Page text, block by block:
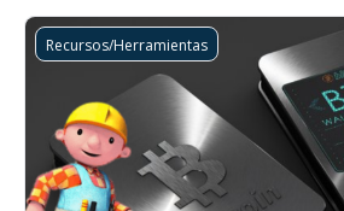
Recursos/Herramientas